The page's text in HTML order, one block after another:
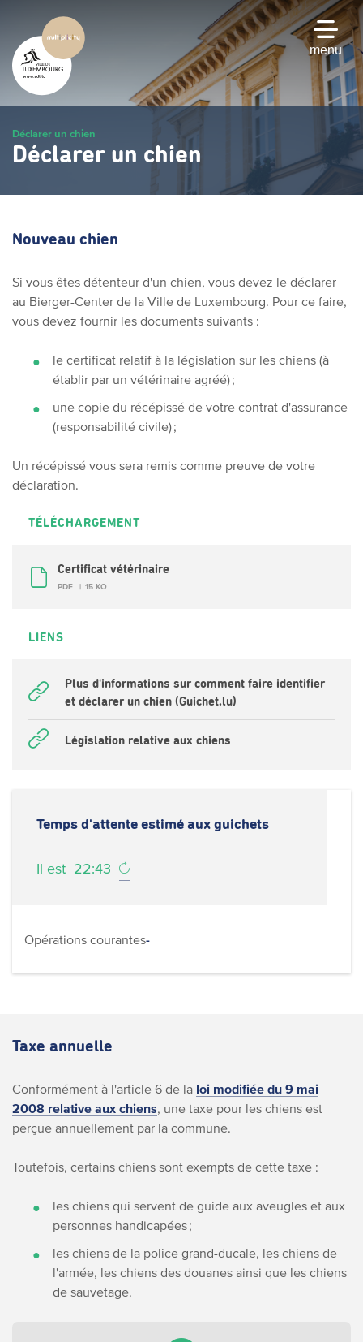
contenu
principal
menu
Déclarer un chien
Déclarer un chien
Nouveau chien
Si vous êtes détenteur d'un chien, vous devez le déclarer
au Bierger-Center de la Ville de Luxembourg. Pour ce faire,
vous devez fournir les documents suivants :
le certificat relatif à la législation sur les chiens (à
établir par un vétérinaire agréé) ;
une copie du récépissé de votre contrat d'assurance
(responsabilité civile) ;
Un récépissé vous sera remis comme preuve de votre
déclaration.
TÉLÉCHARGEMENT
Certificat vétérinaire
PDF 15 KO
LIENS
Plus d'informations sur comment faire identifier
et déclarer un chien (Guichet.lu)
Législation relative aux chiens
Temps d'attente estimé aux guichets
Il est 22:43
Opérations courantes-
Taxe annuelle
Conformément à l'article 6 de la loi modifiée du 9 mai
2008 relative aux chiens, une taxe pour les chiens est
perçue annuellement par la commune.
Toutefois, certains chiens sont exempts de cette taxe :
les chiens qui servent de guide aux aveugles et aux
personnes handicapées ;
les chiens de la police grand-ducale, les chiens de
l'armée, les chiens des douanes ainsi que les chiens
de sauvetage.